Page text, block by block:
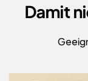
Damit